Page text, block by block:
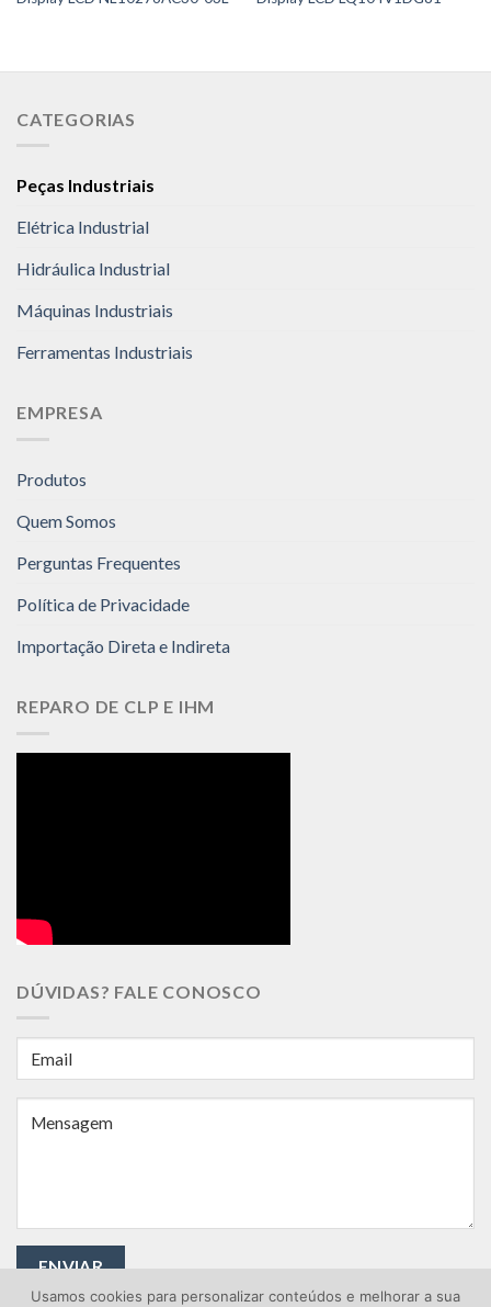
CATEGORIAS
Peças Industriais
Elétrica Industrial
Hidráulica Industrial
Máquinas Industriais
Ferramentas Industriais
EMPRESA
Produtos
Quem Somos
Perguntas Frequentes
Política de Privacidade
Importação Direta e Indireta
REPARO DE CLP E IHM
DÚVIDAS? FALE CONOSCO
Usamos cookies para personalizar conteúdos e melhorar a sua